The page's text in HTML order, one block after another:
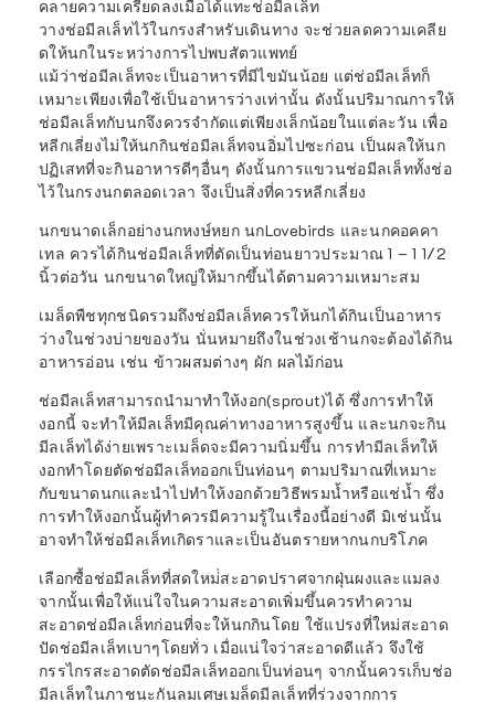
คลายความเครียดลงเมื่อได้แทะช่อมีลเล็ท
วางช่อมีลเล็ทไว้ในกรงสำหรับเดินทาง จะช่วยลดความเคลีย
ดให้นกในระหว่างการไปพบสัตวแพทย์
แม้ว่าช่อมีลเล็ทจะเป็นอาหารที่มีไขมันน้อย แต่ช่อมีลเล็ทก็
เหมาะเพียงเพื่อใช้เป็นอาหารว่างเท่านั้น ดังนั้นปริมาณการให้
ช่อมีลเล็ทกับนกจึงควรจำกัดแต่เพียงเล็กน้อยในแต่ละวัน เพื่อ
หลีกเลี่ยงไม่ให้นกกินช่อมีลเล็ทจนอิ่มไปซะก่อน เป็นผลให้นก
ปฏิเสทที่จะกินอาหารดีๆอื่นๆ ดังนั้นการแขวนช่อมีลเล็ททั้งช่อ
ไว้ในกรงนกตลอดเวลา จึงเป็นสิ่งที่ควรหลีกเลี่ยง
นกขนาดเล็กอย่างนกหงษ์หยก นกLovebirds และนกคอคคา
เทล ควรได้กินช่อมีลเล็ทที่ตัดเป็นท่อนยาวประมาณ 1 – 1 1/2
นิ้วต่อวัน นกขนาดใหญ่ให้มากขึ้นได้ตามความเหมาะสม
เมล็ดพืชทุกชนิดรวมถึงช่อมีลเล็ทควรให้นกได้กินเป็นอาหาร
ว่างในช่วงบ่ายของวัน นั่นหมายถึงในช่วงเช้านกจะต้องได้กิน
อาหารอ่อน เช่น ข้าวผสมต่างๆ ผัก ผลไม้ก่อน
ช่อมีลเล็ทสามารถนำมาทำให้งอก(sprout)ได้ ซึ่งการทำให้
งอกนี้ จะทำให้มีลเล็ทมีคุณค่าทางอาหารสูงขึ้น และนกจะกิน
มีลเล็ทได้ง่ายเพราะเมล็ดจะมีความนิ่มขึ้น การทำมีลเล็ทให้
งอกทำโดยตัดช่อมีลเล็ทออกเป็นท่อนๆ ตามปริมาณที่เหมาะ
กับขนาดนกและนำไปทำให้งอกด้วยวิธีพรมน้ำหรือแช่น้ำ ซึ่ง
การทำให้งอกนั้นผู้ทำควรมีความรู้ในเรื่องนี้อย่างดี มิเช่นนั้น
อาจทำให้ช่อมีลเล็ทเกิดราและเป็นอันตรายหากนกบริโภค
เลือกซื้อช่อมีลเล็ทที่สดใหม่่สะอาดปราศจากฝุ่นผงและแมลง
จากนั้นเพื่อให้แน่ใจในความสะอาดเพิ่มขึ้นควรทำความ
สะอาดช่อมีลเล็ทก่อนที่จะให้นกกินโดย ใช้แปรงที่ใหม่สะอาด
ปัดช่อมีลเล็ทเบาๆโดยทั่ว เมื่อแน่ใจว่าสะอาดดีแล้ว จึงใช้
กรรไกรสะอาดตัดช่อมีลเล็ทออกเป็นท่อนๆ จากนั้นควรเก็บช่อ
มีลเล็ทในภาชนะกันลมเศษเมล็ดมีลเล็ทที่ร่วงจากการ